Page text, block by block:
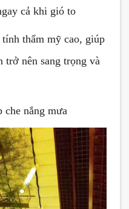
cả khi gió to
thẩm mỹ cao, giúp
trở nên sang trọng và
che nắng mưa